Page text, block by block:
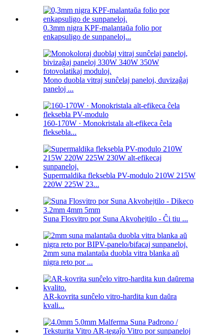
0.3mm nigra KPF-malantaŭa folio por
enkapsuligo de sunpaneloj...
Mono duobla vitraj sunĉelaj paneloj, duvizaĝaj
paneloj ...
160-170W · Monokristala alt-efikeca ĉela
fleksebla...
Supermaldika fleksebla PV-modulo 210W 215W
220W 225W 23...
Suna Flosvitro por Suna Akvohejtilo - Ĉi tiu ...
2mm suna malantaŭa duobla vitra blanka aŭ
nigra reto por ...
AR-kovrita sunĉelo vitro-hardita kun daŭra
kvali...